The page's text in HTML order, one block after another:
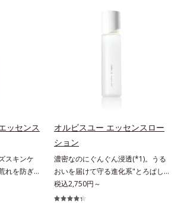
合＝肌を整
成分、微生
イン）配合
を与え、肌
ォッシュ
湿タイプ
しっとり
超乾性肌）
果的なシナジー設計で、あなたのエ
ラニンの生成を抑え、シミ・ソバカ
湿力*3 年齢に応じたお手入れのこ
と*4 角層まで*5 うるおいによ
る*6 乾燥、ハリ・ツヤのなさ
ロニセラカエルレア果汁、ノバラエ
キス配合＝うるおいを与えハリと透
明感に満ちた肌へ導く保湿成分
*10 メマツヨイグサ抽出液、スイ
カズラエキス配合＝角層のすみずみ
まで水分・油分を保ち、ハリ・ツヤ
を与える保湿成分*11 気持ちのこ
着目。加齢
ン(*5)につ
、弾力感の
なさ」や、
る状態で
現れること
影響を与え
た。そこで
ーズは美
アクティ
そして、従
効成分
合しまし
通の美容成
ター(*9)」
っくら感
れで賢いケアを。ライフスタイルに
ポートをします。オルビスアンバー
リートメントクリーム」は、1品
で、化粧水、クリーム、シワ改善・
美白(*1)美容液、乳液・保湿液、ネ
担い、複合的にアプローチ。Wナイ
アシン(*4)によるシワ改善・シミ予
防に加え、複合成分コラーゲンコン
プレックスSPが肌のハリを徹底サポ
ート。肌なじみのよいクリーム構造
で角層まで保湿成分が浸透し、うる
おいをギュッと閉じ込めます。洗顔
ッセンス
スキンケ
れを防ぎハ
清潔透明
ーは、男
オルビスユー エッセンスロー
ション
濃密なのにぐんぐん浸透(*1)。うる
おいを届けて守る進化系"とろぱし
ゃ"ローション。7000種を超える成
分から厳選し、「うるおいの質
税込2,750円～